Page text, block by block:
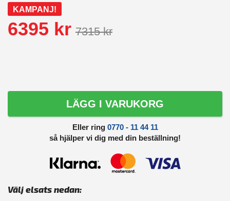
KAMPANJ!
6395 kr 7315 kr
LÄGG I VARUKORG
Eller ring 0770 - 11 44 11
så hjälper vi dig med din beställning!
Välj elsats nedan: